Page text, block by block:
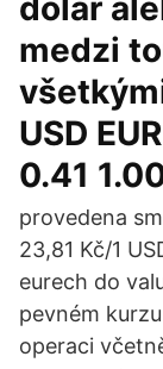
dolár
medzi
USD
0.41
provedena
23,81 Kč/1
eurech do
pevném
operaci